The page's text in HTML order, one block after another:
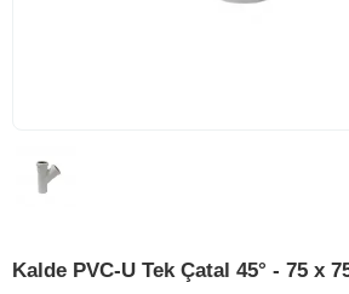
Kalde PVC-U Tek Çatal 45° - 75 x